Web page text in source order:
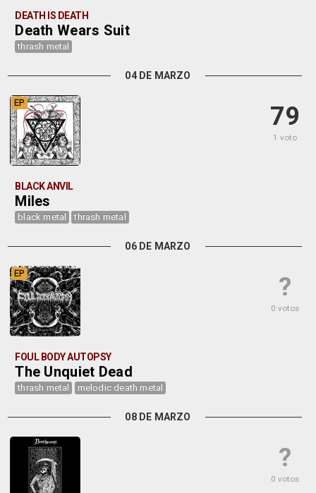
DEATH IS DEATH
Death Wears Suit
thrash metal
04 DE MARZO
79
1 voto
EP
BLACK ANVIL
Miles
black metal thrash metal
06 DE MARZO
?
0 votos
EP
FOUL BODY AUTOPSY
The Unquiet Dead
thrash metal melodic death metal
08 DE MARZO
?
0 votos